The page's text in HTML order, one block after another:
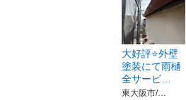
大好評⭐️外壁
塗装にて雨樋
全サービ…
東大阪市/…